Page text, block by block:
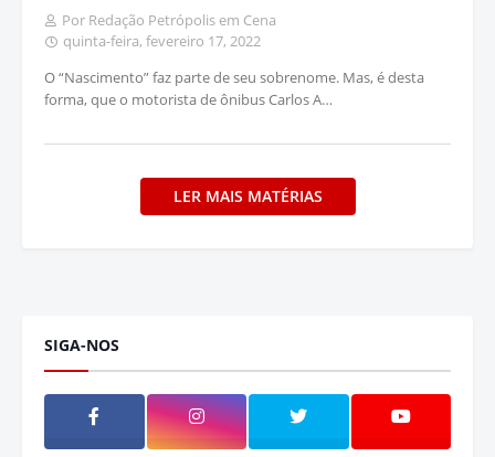
Por Redação Petrópolis em Cena
quinta-feira, fevereiro 17, 2022
O “Nascimento” faz parte de seu sobrenome. Mas, é desta
forma, que o motorista de ônibus Carlos A…
LER MAIS MATÉRIAS
SIGA-NOS